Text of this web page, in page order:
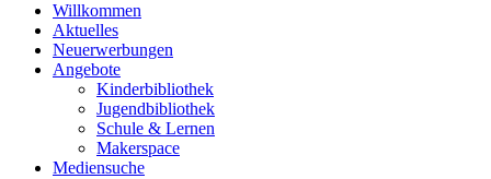
Willkommen
Aktuelles
Neuerwerbungen
Angebote
Kinderbibliothek
Jugendbibliothek
Schule & Lernen
Makerspace
Mediensuche